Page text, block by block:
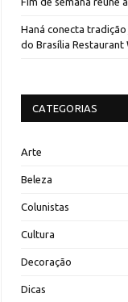
Haná conecta
do Brasília Restaurant
CATEGORIAS
Arte
Beleza
Colunistas
Cultura
Decoração
Dicas